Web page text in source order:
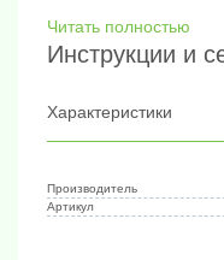
ферментов
предварительно
которые могут
Основные
сайтов рестрикции,
полиморфизм длин
Читать полностью
Инструкции и
Характеристики
Производитель
Артикул